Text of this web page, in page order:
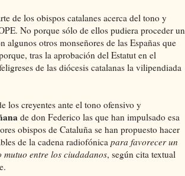
de los obispos catalanes acerca del tono y
No porque sólo de ellos pudiera proceder un
otros monseñores de las Españas que
tras la aprobación del Estatut en el
de las diócesis catalanas la vilipendiada
los creyentes ante el tono ofensivo y
de don Federico las que han impulsado esa
obispos de Cataluña se han propuesto hacer
de la cadena radiofónica para favorecer un
entre los ciudadanos, según cita textual